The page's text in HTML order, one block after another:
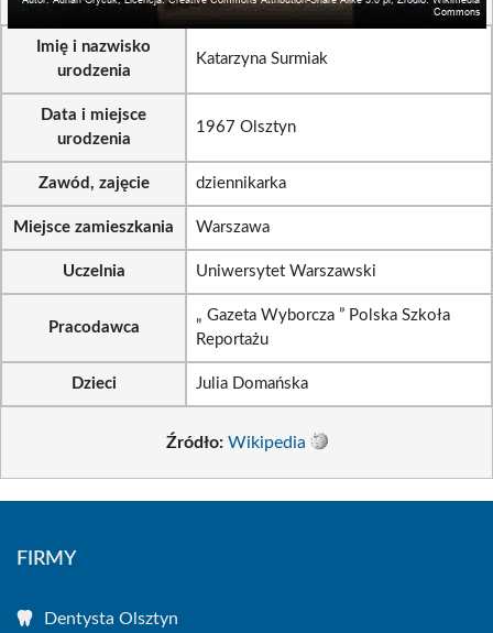
Imię i nazwisko
urodzenia
Katarzyna Surmiak
Data i miejsce
urodzenia
1967 Olsztyn
Zawód, zajęcie dziennikarka
Miejsce zamieszkania Warszawa
Uczelnia Uniwersytet Warszawski
Pracodawca
„ Gazeta Wyborcza ” Polska Szkoła
Reportażu
Dzieci Julia Domańska
Źródło: Wikipedia
FIRMY
Dentysta Olsztyn